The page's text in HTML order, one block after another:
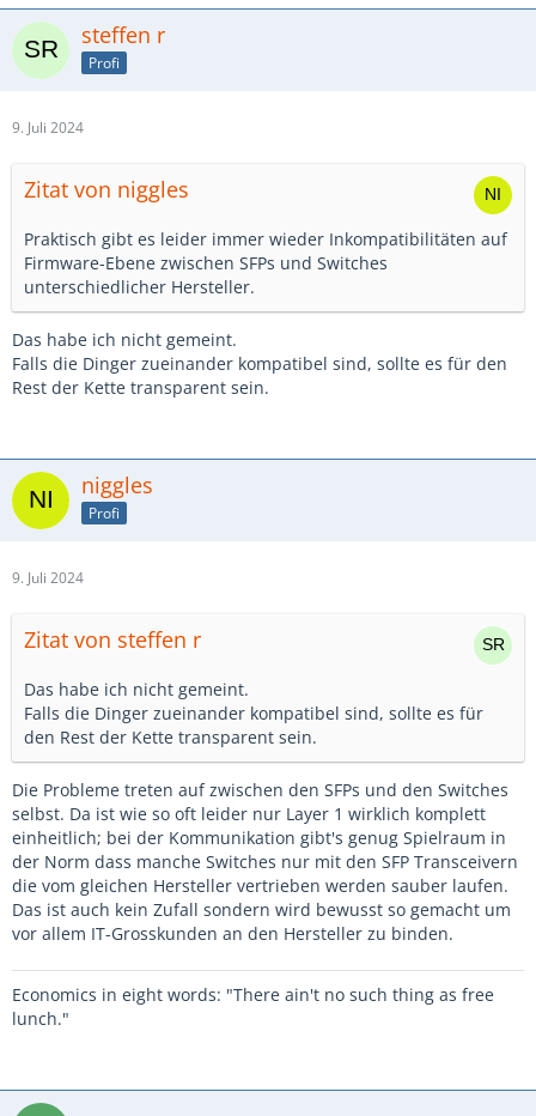
steffen r
Profi
9. Juli 2024
Zitat von niggles
Praktisch gibt es leider immer wieder Inkompatibilitäten auf
Firmware-Ebene zwischen SFPs und Switches
unterschiedlicher Hersteller.
Das habe ich nicht gemeint.
Falls die Dinger zueinander kompatibel sind, sollte es für den
Rest der Kette transparent sein.
niggles
Profi
9. Juli 2024
Zitat von steffen r
Das habe ich nicht gemeint.
Falls die Dinger zueinander kompatibel sind, sollte es für
den Rest der Kette transparent sein.
Die Probleme treten auf zwischen den SFPs und den Switches
selbst. Da ist wie so oft leider nur Layer 1 wirklich komplett
einheitlich; bei der Kommunikation gibt's genug Spielraum in
der Norm dass manche Switches nur mit den SFP Transceivern
die vom gleichen Hersteller vertrieben werden sauber laufen.
Das ist auch kein Zufall sondern wird bewusst so gemacht um
vor allem IT-Grosskunden an den Hersteller zu binden.
Economics in eight words: "There ain't no such thing as free
lunch."